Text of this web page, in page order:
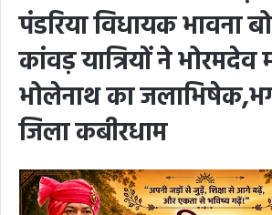
पंडरिया विधायक भावना
कांवड़ यात्रियों ने भोरमदेव
भोलेनाथ का
जिला कबीरधाम